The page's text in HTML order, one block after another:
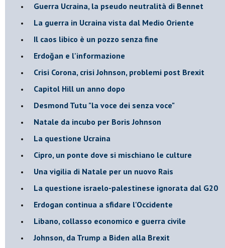
Guerra Ucraina, la pseudo neutralità di Bennet
La guerra in Ucraina vista dal Medio Oriente
​Il caos libico è un pozzo senza fine
Erdoğan e l'informazione
Crisi Corona, crisi Johnson, problemi post Brexit
Capitol Hill un anno dopo
Desmond Tutu "la voce dei senza voce"
Natale da incubo per Boris Johnson
La questione Ucraina
Cipro, un ponte dove si mischiano le culture
Una vigilia di Natale per un nuovo Rais
La questione israelo-palestinese ignorata dal G20
Erdogan continua a sfidare l'Occidente
Libano, collasso economico e guerra civile
Johnson, da Trump a Biden alla Brexit